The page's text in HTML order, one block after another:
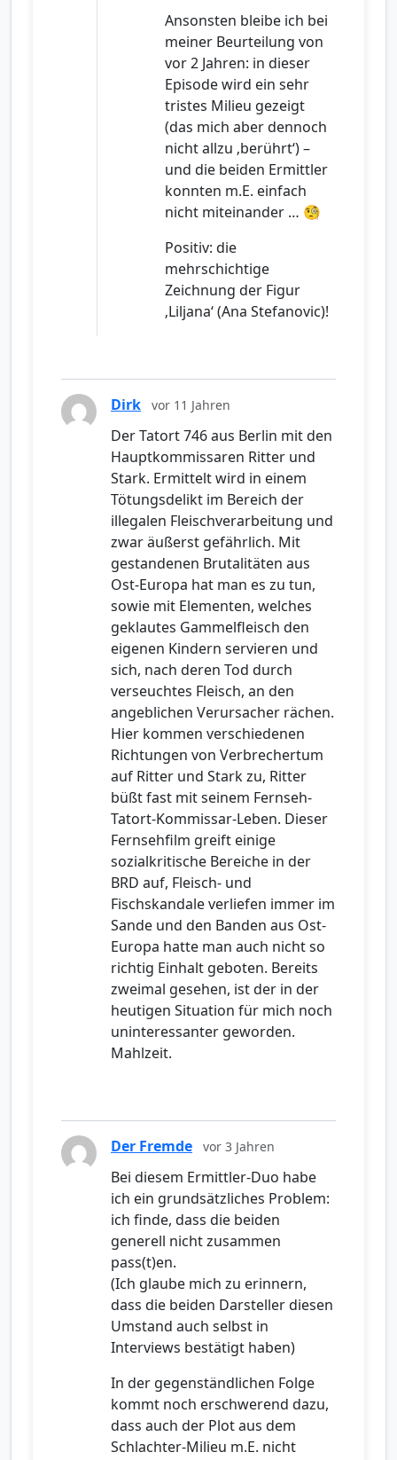
Ansonsten bleibe ich bei
meiner Beurteilung von
vor 2 Jahren: in dieser
Episode wird ein sehr
tristes Milieu gezeigt
(das mich aber dennoch
nicht allzu ‚berührt‘) –
und die beiden Ermittler
konnten m.E. einfach
nicht miteinander … 🧐
Positiv: die
mehrschichtige
Zeichnung der Figur
‚Liljana‘ (Ana Stefanovic)!
Dirk vor 11 Jahren
Der Tatort 746 aus Berlin mit den
Hauptkommissaren Ritter und
Stark. Ermittelt wird in einem
Tötungsdelikt im Bereich der
illegalen Fleischverarbeitung und
zwar äußerst gefährlich. Mit
gestandenen Brutalitäten aus
Ost-Europa hat man es zu tun,
sowie mit Elementen, welches
geklautes Gammelfleisch den
eigenen Kindern servieren und
sich, nach deren Tod durch
verseuchtes Fleisch, an den
angeblichen Verursacher rächen.
Hier kommen verschiedenen
Richtungen von Verbrechertum
auf Ritter und Stark zu, Ritter
büßt fast mit seinem Fernseh-
Tatort-Kommissar-Leben. Dieser
Fernsehfilm greift einige
sozialkritische Bereiche in der
BRD auf, Fleisch- und
Fischskandale verliefen immer im
Sande und den Banden aus Ost-
Europa hatte man auch nicht so
richtig Einhalt geboten. Bereits
zweimal gesehen, ist der in der
heutigen Situation für mich noch
uninteressanter geworden.
Mahlzeit.
Der Fremde vor 3 Jahren
Bei diesem Ermittler-Duo habe
ich ein grundsätzliches Problem:
ich finde, dass die beiden
generell nicht zusammen
pass(t)en.
(Ich glaube mich zu erinnern,
dass die beiden Darsteller diesen
Umstand auch selbst in
Interviews bestätigt haben)
In der gegenständlichen Folge
kommt noch erschwerend dazu,
dass auch der Plot aus dem
Schlachter-Milieu m.E. nicht